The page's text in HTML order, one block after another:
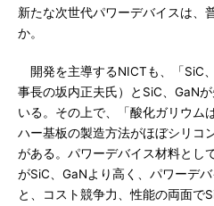
新たな次世代パワーデバイスは、
か。
開発を主導するNICTも、「SiC
事長の坂内正夫氏）とSiC、GaN
いる。その上で、「酸化ガリウム
ハー基板の製造方法がほぼシリコ
がある。パワーデバイス材料とし
がSiC、GaNより高く、パワーデ
と、コスト競争力、性能の両面で